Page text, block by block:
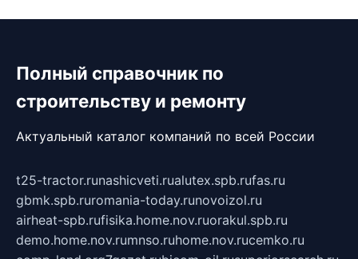
Полный справочник по
строительству и ремонту
Актуальный каталог компаний по всей России
t25-tractor.runashicveti.rualutex.spb.rufas.ru
gbmk.spb.ruromania-today.runovoizol.ru
airheat-spb.rufisika.home.nov.ruorakul.spb.ru
demo.home.nov.rumnso.ruhome.nov.rucemko.ru